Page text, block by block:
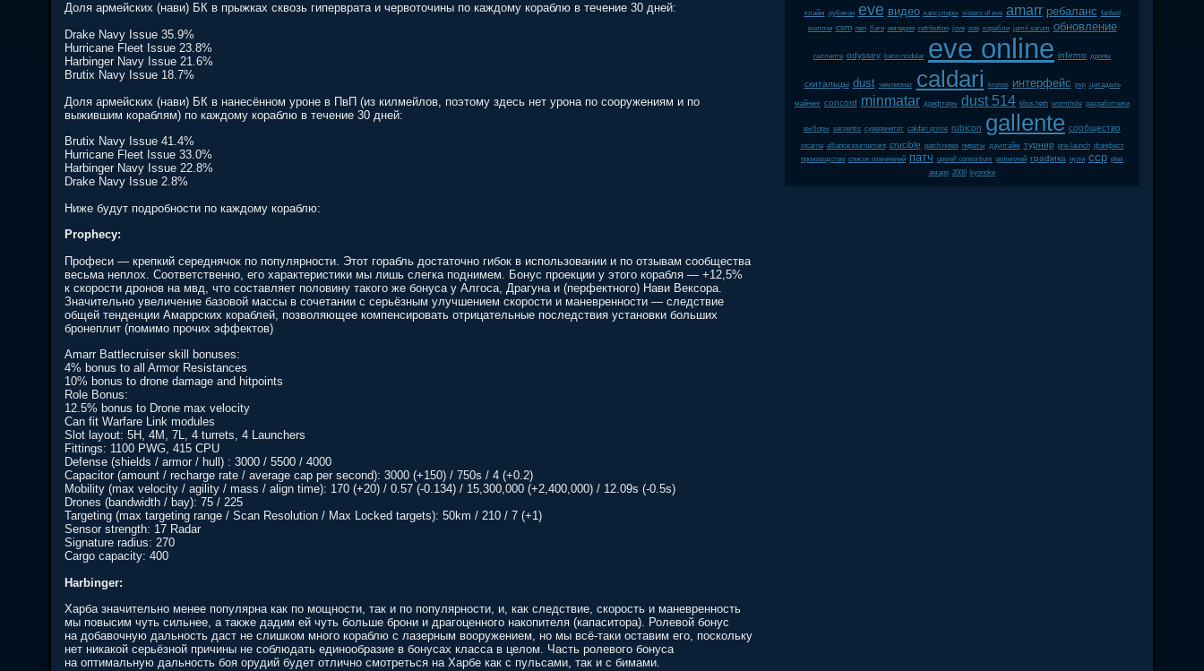
Доля армейских (нави) БК в прыжках сквозь гиперврата и червоточины по каждому кораблю в течение 30 дней:
Drake Navy Issue 35.9%
Hurricane Fleet Issue 23.8%
Harbinger Navy Issue 21.6%
Brutix Navy Issue 18.7%
Доля армейских (нави) БК в нанесённом уроне в ПвП (из килмейлов, поэтому здесь нет урона по сооружениям и по
выжившим кораблям) по каждому кораблю в течение 30 дней:
Brutix Navy Issue 41.4%
Hurricane Fleet Issue 33.0%
Harbinger Navy Issue 22.8%
Drake Navy Issue 2.8%
Ниже будут подробности по каждому кораблю:
Prophecy:
Професи — крепкий середнячок по популярности. Этот горабль достаточно гибок в использовании и по отзывам сообщества
весьма неплох. Соответственно, его характеристики мы лишь слегка поднимем. Бонус проекции у этого корабля — +12,5%
к скорости дронов на мвд, что составляет половину такого же бонуса у Алгоса, Драгуна и (перфектного) Нави Вексора.
Значительно увеличение базовой массы в сочетании с серьёзным улучшением скорости и маневренности — следствие
общей тенденции Амаррских кораблей, позволяющее компенсировать отрицательные последствия установки больших
бронеплит (помимо прочих эффектов)
Amarr Battlecruiser skill bonuses:
4% bonus to all Armor Resistances
10% bonus to drone damage and hitpoints
Role Bonus:
12.5% bonus to Drone max velocity
Can fit Warfare Link modules
Slot layout: 5H, 4M, 7L, 4 turrets, 4 Launchers
Fittings: 1100 PWG, 415 CPU
Defense (shields / armor / hull) : 3000 / 5500 / 4000
Capacitor (amount / recharge rate / average cap per second): 3000 (+150) / 750s / 4 (+0.2)
Mobility (max velocity / agility / mass / align time): 170 (+20) / 0.57 (-0.134) / 15,300,000 (+2,400,000) / 12.09s (-0.5s)
Drones (bandwidth / bay): 75 / 225
Targeting (max targeting range / Scan Resolution / Max Locked targets): 50km / 210 / 7 (+1)
Sensor strength: 17 Radar
Signature radius: 270
Cargo capacity: 400
Harbinger:
Харба значительно менее популярна как по мощности, так и по популярности, и, как следствие, скорость и маневренность
мы повысим чуть сильнее, а также дадим ей чуть больше брони и драгоценного накопителя (капаситора). Ролевой бонус
на добавочную дальность даст не слишком много кораблю с лазерным вооружением, но мы всё-таки оставим его, поскольку
нет никакой серьёзной причины не соблюдать единообразие в бонусах класса в целом. Часть ролевого бонуса
на оптимальную дальность боя орудий будет отлично смотреться на Харбе как с пульсами, так и с бимами.
клайм рубикон eve видео капсулиры sisters of eve amarr ребаланс fanfest
мелочи csm пвп баги империя retribution jove soe корабли jamil sarum обновление
галленте odyssey karin midular eve online inferno дроны
скитальцы dust чемпионат caldari kronos интерфейс pvp цитадель
майнинг concord minmatar дрифтеры dust 514 tibus heth wormhole разработчики
выборы serpentis суверенитет caldari prime rubicon gallente сообщество
incarna alliance tournament crucible patch notes пираты даунтайм турнир pre-launch фанфест
производство список изменений патч upwell consortium ролеплей графика нули ccp plex
амарр 2008 kyonoke